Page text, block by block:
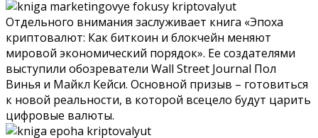
Отдельного внимания заслуживает книга «Эпоха
криптовалют: Как биткоин и блокчейн меняют
мировой экономический порядок». Ее создателями
выступили обозреватели Wall Street Journal Пол
Винья и Майкл Кейси. Основной призыв – готовиться
к новой реальности, в которой всецело будут царить
цифровые валюты.